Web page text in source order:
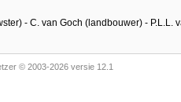
- C. van Goch (landbouwer) - P.L.L.
© 2003-2026 versie 12.1